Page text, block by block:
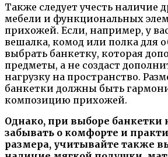
Также следует учесть наличие
мебели и функциональных
прихожей. Если, например, у
вешалка, комод или полка для
выбрать банкетку, которая
предметы, а не создаст
нагрузку на пространство.
банкетки должны быть
композицию прихожей.
Однако, при выборе банкетки
забывать о комфорте и
размера, учитывайте также